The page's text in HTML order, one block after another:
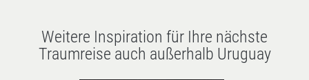
Weitere Inspiration für Ihre nächste
Traumreise auch außerhalb Uruguay